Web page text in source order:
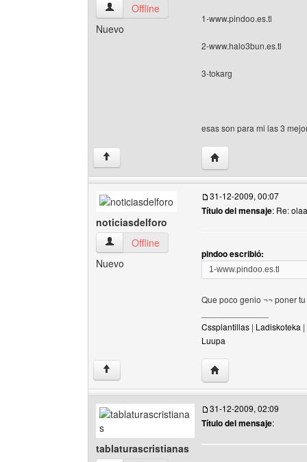
pindoo Ver perfil del usuario
Offline
Nuevo
1-www.pindoo.es.tl
2-www.halo3bun.es.tl
3-tokarg
esas son para mi las 3
↑ Visitar sitio web del
noticiasdelforo
noticiasdelforo Ver perfil del usuario
Offline
Nuevo
31-12-2009, 00:07
Título del mensaje: Re:
pindoo escribió:
1-www.pindoo.es.tl
Que poco genio ¬¬ poner
Cssplantillas | Ladiskoteka |
Luupa
↑ Visitar sitio web del
tablaturascristianas
31-12-2009, 02:09
Título del mensaje: